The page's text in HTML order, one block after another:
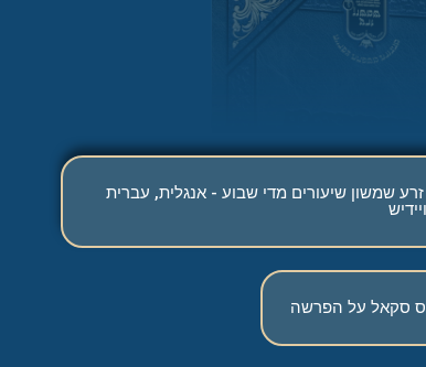
שמשון שיעורים מדי שבוע - אנגלית, עברית
ויידיש
סקאל על הפרשה